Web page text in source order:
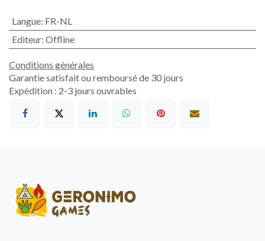
Langue: FR-NL
Editeur: Offline
Conditions générales
Garantie satisfait ou remboursé de 30 jours
Expédition : 2-3 jours ouvrables